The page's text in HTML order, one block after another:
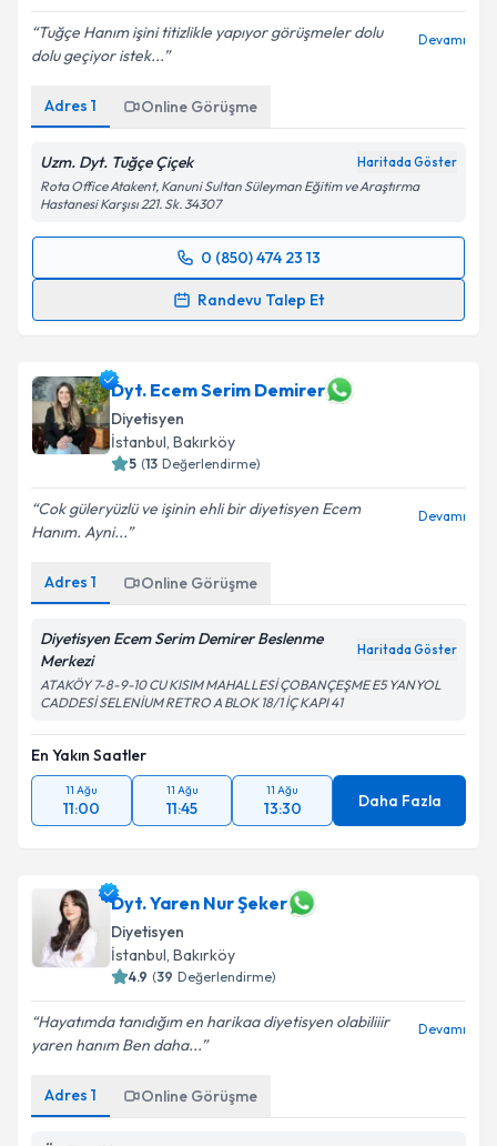
Tuğçe Hanım işini titizlikle yapıyor görüşmeler dolu
dolu geçiyor istek...
Devamı
Adres 1 Online Görüşme
Uzm. Dyt. Tuğçe Çiçek Haritada Göster
Rota Office Atakent, Kanuni Sultan Süleyman Eğitim ve Araştırma
Hastanesi Karşısı 221. Sk. 34307
0 (850) 474 23 13
Randevu Talep Et
Randevu Takvimi Talebi
takvim hazırlandığında e-posta ile bilgilendireceğiz.
E-posta Adresiniz
Kişisel verilerimin işlenmesine ilişkin
kapsamda işlenmesini kabul ediyorum.
Takvim Talebini Gönder
Dyt. Ecem Serim Demirer
Diyetisyen
İstanbul, Bakırköy
5 (13 Değerlendirme)
Cok güleryüzlü ve işinin ehli bir diyetisyen Ecem
Hanım. Ayni...
Devamı
Adres 1 Online Görüşme
Diyetisyen Ecem Serim Demirer Beslenme
Merkezi
Haritada Göster
ATAKÖY 7-8-9-10 CU KISIM MAHALLESİ ÇOBANÇEŞME E5 YANYOL
CADDESİ SELENİUM RETRO A BLOK 18/1 İÇ KAPI 41
En Yakın Saatler
11 Ağu
11:00
11 Ağu
11:45
11 Ağu
13:30 Daha Fazla
Dyt. Yaren Nur Şeker
Diyetisyen
İstanbul, Bakırköy
4.9 (39 Değerlendirme)
Hayatımda tanıdığım en harikaa diyetisyen olabiliiir
yaren hanım Ben daha...
Devamı
Adres 1 Online Görüşme